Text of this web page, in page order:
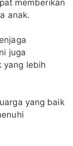
memberikan
anak.
juga
yang lebih
yang baik